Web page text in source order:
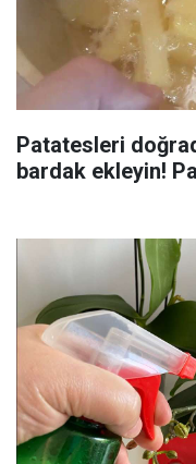
Patatesleri
bardak ekleyin!